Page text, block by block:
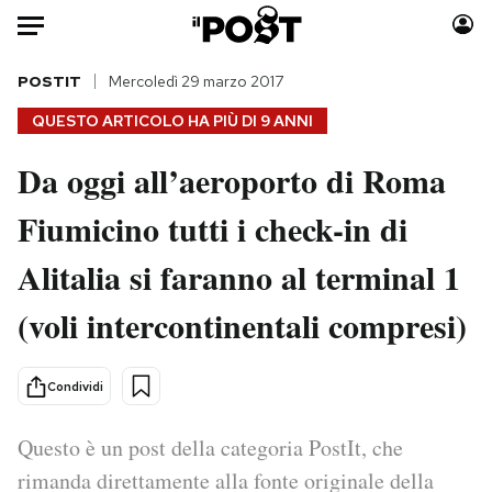
Auto
HOME
Italia
Politica
Tecnologia
Scienza
Cultura
Economia
Sport
Moda
Consumismi
Storie/Idee
Media
Mondiali calcio 2026
QUESTO ARTICOLO HA PIÙ DI 9 ANNI
POSTIT Mercoledì 29 marzo 2017
Da oggi all’aeroporto di Roma
Fiumicino tutti i check-in di
Alitalia si faranno al terminal 1
(voli intercontinentali compresi)
Condividi
Questo è un post della categoria PostIt, che
rimanda direttamente alla fonte originale della